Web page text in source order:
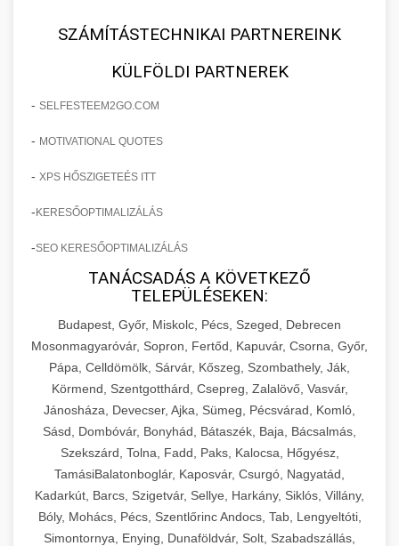
SZÁMÍTÁSTECHNIKAI PARTNEREINK
KÜLFÖLDI PARTNEREK
- SELFESTEEM2GO.COM
- MOTIVATIONAL QUOTES
- XPS HŐSZIGETEÉS ITT
-KERESŐOPTIMALIZÁLÁS
-SEO KERESŐOPTIMALIZÁLÁS
TANÁCSADÁS A KÖVETKEZŐ
TELEPÜLÉSEKEN:
Budapest, Győr, Miskolc, Pécs, Szeged, Debrecen
Mosonmagyaróvár, Sopron, Fertőd, Kapuvár, Csorna, Győr,
Pápa, Celldömölk, Sárvár, Kőszeg, Szombathely, Ják,
Körmend, Szentgotthárd, Csepreg, Zalalövő, Vasvár,
Jánosháza, Devecser, Ajka, Sümeg, Pécsvárad, Komló,
Sásd, Dombóvár, Bonyhád, Bátaszék, Baja, Bácsalmás,
Szekszárd, Tolna, Fadd, Paks, Kalocsa, Hőgyész,
TamásiBalatonboglár, Kaposvár, Csurgó, Nagyatád,
Kadarkút, Barcs, Szigetvár, Sellye, Harkány, Siklós, Villány,
Bóly, Mohács, Pécs, Szentlőrinc Andocs, Tab, Lengyeltóti,
Simontornya, Enying, Dunaföldvár, Solt, Szabadszállás,